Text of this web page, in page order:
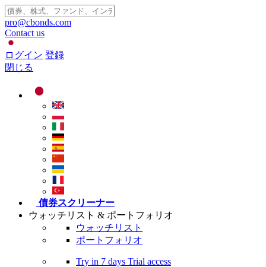
pro@cbonds.com
Contact us
ログイン 登録
閉じる
債券スクリーナー
ウォッチリスト & ポートフォリオ
ウォッチリスト
ポートフォリオ
Try in 7 days Trial access